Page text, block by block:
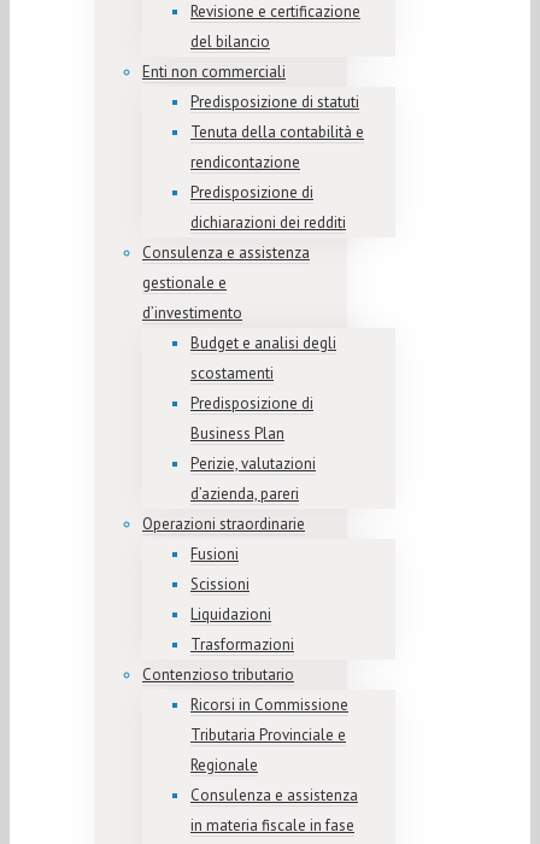
Revisione e certificazione
del bilancio
Enti non commerciali
Predisposizione di statuti
Tenuta della contabilità e
rendicontazione
Predisposizione di
dichiarazioni dei redditi
Consulenza e assistenza
gestionale e
d’investimento
Budget e analisi degli
scostamenti
Predisposizione di
Business Plan
Perizie, valutazioni
d’azienda, pareri
Operazioni straordinarie
Fusioni
Scissioni
Liquidazioni
Trasformazioni
Contenzioso tributario
Ricorsi in Commissione
Tributaria Provinciale e
Regionale
Consulenza e assistenza
in materia fiscale in fase